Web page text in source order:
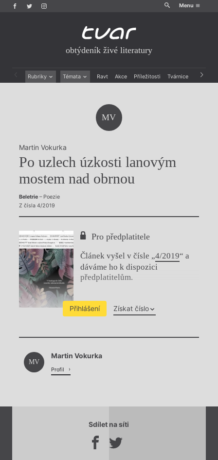
Menu
obtýdeník živé literatury
Rubriky Témata Ravt Akce Příležitosti Tvárnice Archiv
MV
Martin Vokurka
Po uzlech úzkosti lanovým
mostem nad obrnou
Beletrie– Poezie
Z čísla 4/2019
Pro předplatitele
Článek vyšel v čísle „4/2019“ a
dáváme ho k dispozici
předplatitelům.
Přihlášení Získat číslo
Chviličku.
Načítá se.
MV
Martin Vokurka
Profil
Sdílet na síti